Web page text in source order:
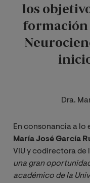
los
formación
Dra.
En consonancia a lo
María José García
VIU y codirectora de
una gran
académico de la